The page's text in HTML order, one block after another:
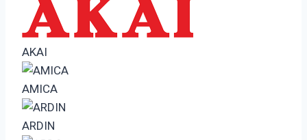
AKAI
AMICA
ARDIN